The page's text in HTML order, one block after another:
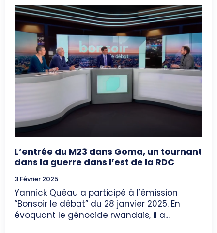
L’entrée du M23 dans Goma, un tournant
dans la guerre dans l’est de la RDC
3 Février 2025
Yannick Quéau a participé à l’émission
“Bonsoir le débat” du 28 janvier 2025. En
évoquant le génocide rwandais, il a...